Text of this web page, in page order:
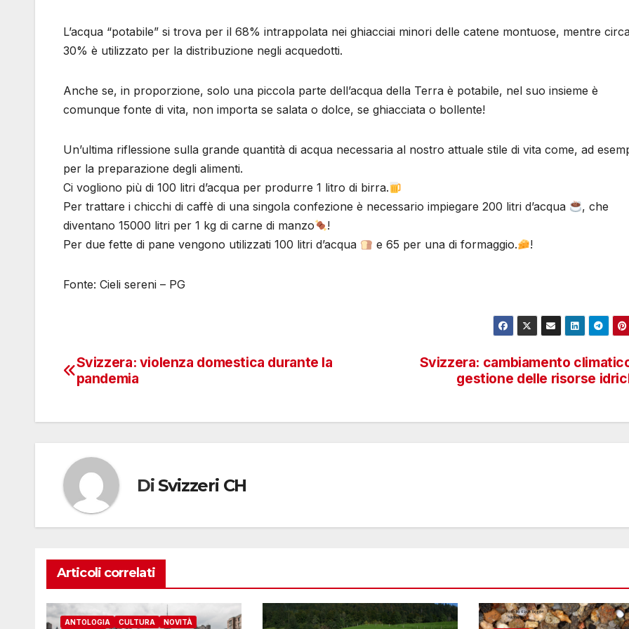
L’acqua “potabile” si trova per il 68% intrappolata nei ghiacciai minori delle catene montuose, mentre
30% è utilizzato per la distribuzione negli acquedotti.
Anche se, in proporzione, solo una piccola parte dell’acqua della Terra è potabile, nel suo insieme è
comunque fonte di vita, non importa se salata o dolce, se ghiacciata o bollente!
Un’ultima riflessione sulla grande quantità di acqua necessaria al nostro attuale stile di vita come, ad
per la preparazione degli alimenti.
Ci vogliono più di 100 litri d’acqua per produrre 1 litro di birra.
Per trattare i chicchi di caffè di una singola confezione è necessario impiegare 200 litri d’acqua
, che
diventano 15000 litri per 1 kg di carne di manzo
!
Per due fette di pane vengono utilizzati 100 litri d’acqua
e 65 per una di formaggio. !
Fonte: Cieli sereni – PG
Navigazione
Svizzera: cambiamento
gestione delle risorse
Svizzera: violenza domestica durante la
pandemia
Di Svizzeri CH
Articoli correlati
ANTOLOGIA CULTURA
NOVITÀ